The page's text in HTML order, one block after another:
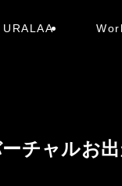
URALAA
チャルお